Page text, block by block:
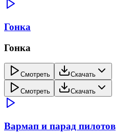
Гонка
Гонка
Смотреть Скачать
Смотреть Скачать
Вармап и парад пилотов